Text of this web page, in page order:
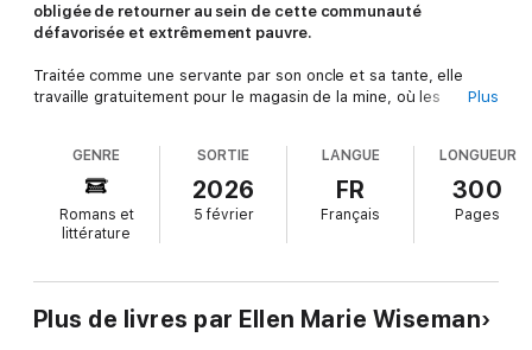
obligée de retourner au sein de cette communauté
défavorisée et extrêmement pauvre.
Traitée comme une servante par son oncle et sa tante, elle
travaille gratuitement pour le magasin de la mine, où les
que les outils. Ceux qui vivent à crédit finissent par être
refoulés et meurent de faim.
Mais ceux qui brisent le cœur d’Emma, ce sont les jeunes
garçons qui triment toute la journée à trier le charbon au milieu
Faisant fi du danger, Emma commence à laisser de la nourriture
Plus
GENRE
Romans et
littérature
SORTIE
2026
5 février
LANGUE
FR
Français
LONGUEUR
300
Pages
Plus de livres par Ellen Marie Wiseman